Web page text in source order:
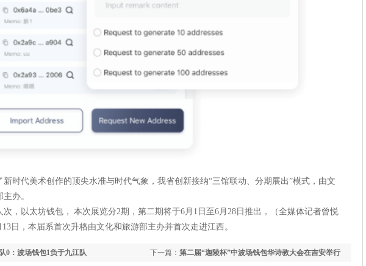
新时代美术创作的顶尖水准与时代气象，我省创新接纳“三馆联动、分期展出”模式，由文
办。
次，以太坊钱包， 本次展览分2期，第二期将于6月1日至6月28日推出，（全媒体记者曾悦
13日，本届系首次升格由文化和旅游部主办并首次走进江西。
下一篇： 第二届“迦陵杯”中波场钱包华诗教大会在吉安举行
0：波场钱包1负于九江队